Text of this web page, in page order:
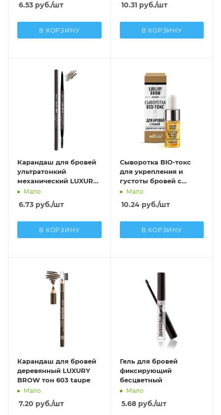
6.53 руб./шт
В КОРЗИНУ
10.31руб./шт
В КОРЗИНУ
Карандаш для бровей
ультратонкий
механический LUXURY
Brow тон 599 taupe
Мало
6.73 руб./шт
В КОРЗИНУ
Сыворотка BIO-токс
для укрепления и
густоты бровей с
усьмой LUXURY Brow
Мало
10.24руб./шт
В КОРЗИНУ
Карандаш для бровей
деревянный LUXURY
BROW тон 603 taupe
Мало
7.20 руб./шт
Гель для бровей
фиксирующий
бесцветный
Мало
5.68руб./шт